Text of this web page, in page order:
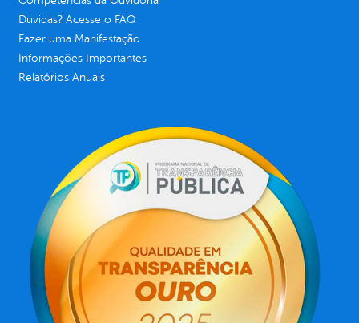
Dúvidas? Acesse o FAQ
Fazer uma Manifestação
Informações Importantes
Relatórios Anuais